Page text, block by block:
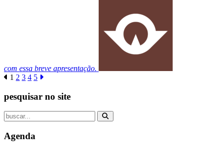
com essa breve apresentação.
1 2 3 4 5
pesquisar no site
Agenda